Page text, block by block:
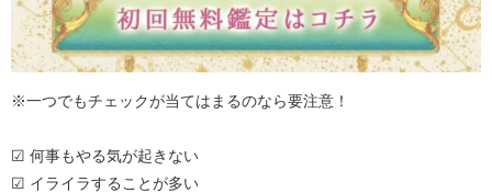
※一つでもチェックが当てはまるのなら要注意！
☑ 何事もやる気が起きない
☑ イライラすることが多い